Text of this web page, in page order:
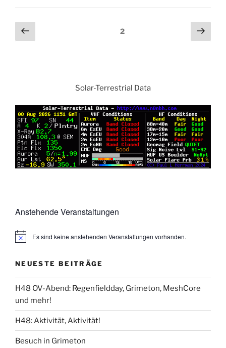
Beitragsnavigation
Vorherige
Seite
Seite2
Solar-Terrestrial Data
Anstehende Veranstaltungen
Es sind keine anstehenden Veranstaltungen vorhanden.
NEUESTE BEITRÄGE
H48 OV-Abend: Regenfieldday, Grimeton, MeshCore
und mehr!
H48: Aktivität, Aktivität!
Besuch in Grimeton